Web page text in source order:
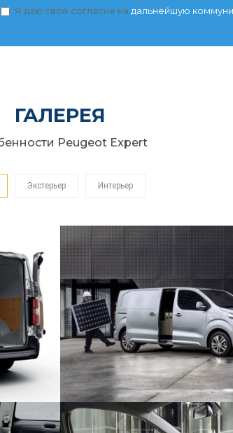
Я даю своё согласие на дальнейшую
ГАЛЕРЕЯ
Peugeot Expert
Экстерьер Интерьер
просто
А
ВНУТРЕННЕЕ
Металлическая перегородка с
грузовом отделении
важно контролировать
процессе